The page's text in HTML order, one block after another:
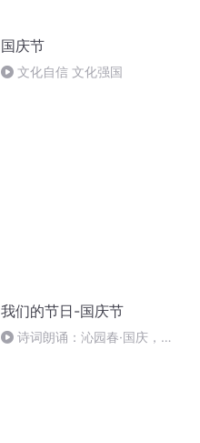
国庆节
文化自信 文化强国
我们的节日-国庆节
诗词朗诵：沁园春·国庆，朗